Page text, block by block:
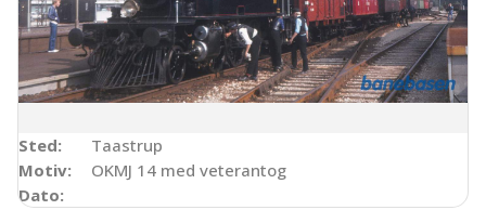
Sted:
Taastrup
Motiv:
OKMJ 14 med veterantog
Dato: